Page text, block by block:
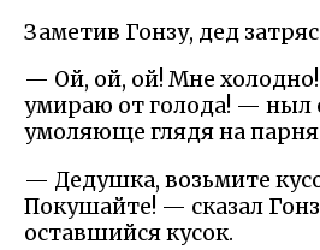
Заметив Гонзу, дед
— Ой, ой, ой! Мне
умираю от голода! — ныл
умоляюще глядя на
— Дедушка, возьмите
Покушайте! — сказал
оставшийся кусок.